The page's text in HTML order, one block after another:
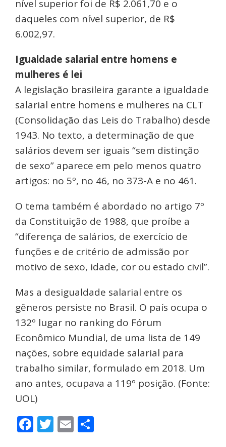
nível superior foi de R$ 2.061,70 e o
daqueles com nível superior, de R$
6.002,97.
Igualdade salarial entre homens e
mulheres é lei
A legislação brasileira garante a igualdade
salarial entre homens e mulheres na CLT
(Consolidação das Leis do Trabalho) desde
1943. No texto, a determinação de que
salários devem ser iguais “sem distinção
de sexo” aparece em pelo menos quatro
artigos: no 5º, no 46, no 373-A e no 461.
O tema também é abordado no artigo 7º
da Constituição de 1988, que proíbe a
“diferença de salários, de exercício de
funções e de critério de admissão por
motivo de sexo, idade, cor ou estado civil”.
Mas a desigualdade salarial entre os
gêneros persiste no Brasil. O país ocupa o
132º lugar no ranking do Fórum
Econômico Mundial, de uma lista de 149
nações, sobre equidade salarial para
trabalho similar, formulado em 2018. Um
ano antes, ocupava a 119º posição. (Fonte:
UOL)
Facebook
Twitter
Email